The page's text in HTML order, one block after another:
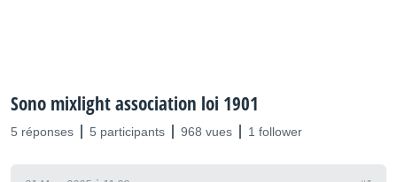
Sono mixlight association loi 1901
5 réponses 5 participants 968 vues 1 follower